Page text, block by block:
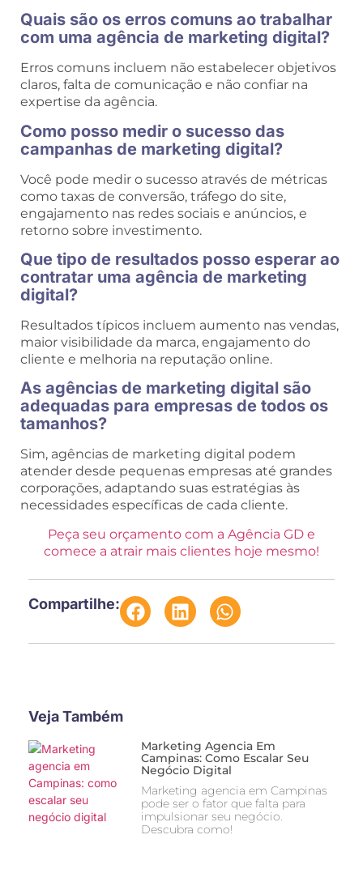
Quais são os erros comuns ao trabalhar
com uma agência de marketing digital?
Erros comuns incluem não estabelecer objetivos
claros, falta de comunicação e não confiar na
expertise da agência.
Como posso medir o sucesso das
campanhas de marketing digital?
Você pode medir o sucesso através de métricas
como taxas de conversão, tráfego do site,
engajamento nas redes sociais e anúncios, e
retorno sobre investimento.
Que tipo de resultados posso esperar ao
contratar uma agência de marketing
digital?
Resultados típicos incluem aumento nas vendas,
maior visibilidade da marca, engajamento do
cliente e melhoria na reputação online.
As agências de marketing digital são
adequadas para empresas de todos os
tamanhos?
Sim, agências de marketing digital podem
atender desde pequenas empresas até grandes
corporações, adaptando suas estratégias às
necessidades específicas de cada cliente.
Peça seu orçamento com a Agência GD e
comece a atrair mais clientes hoje mesmo!
Compartilhe:
Veja Também
Marketing Agencia Em
Campinas: Como Escalar Seu
Negócio Digital
Marketing agencia em Campinas
pode ser o fator que falta para
impulsionar seu negócio.
Descubra como!